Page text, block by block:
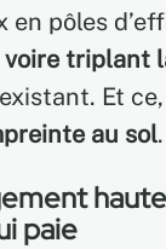
en pôles
triplant
Et ce,
au sol.
paie